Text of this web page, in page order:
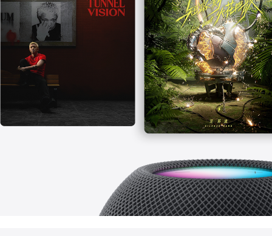
中
打
开)